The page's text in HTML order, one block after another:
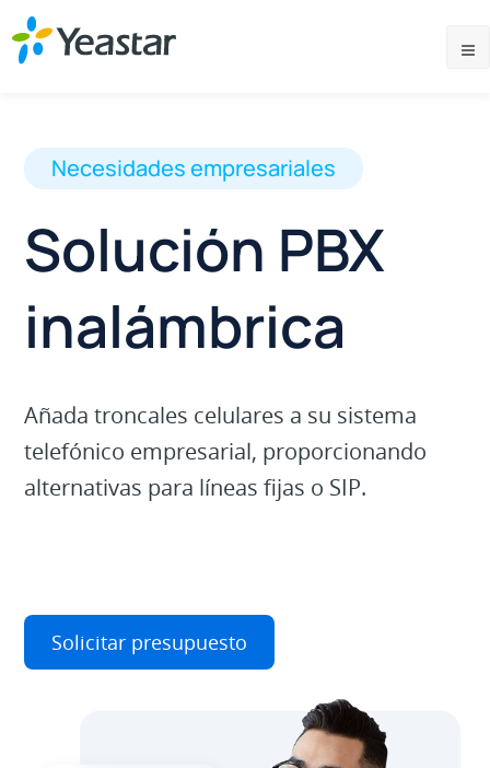
Necesidades empresariales
Solución PBX
inalámbrica
Añada troncales celulares a su sistema
telefónico empresarial, proporcionando
alternativas para líneas fijas o SIP.
Solicitar presupuesto